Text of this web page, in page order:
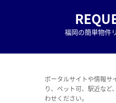
福岡の簡単物件
ポータルサイトや情報サ
り、ペット可、駅近な
わせください。